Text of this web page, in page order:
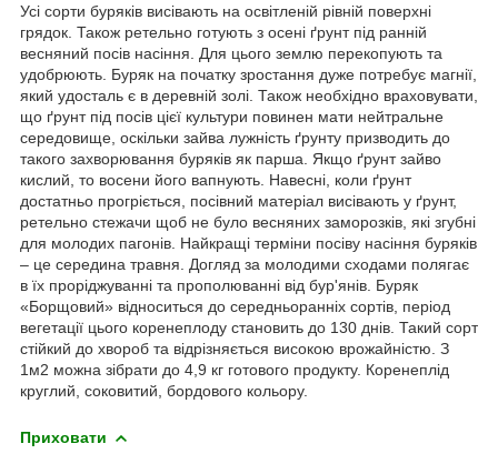
Усі сорти буряків висівають на освітленій рівній поверхні
грядок. Також ретельно готують з осені ґрунт під ранній
весняний посів насіння. Для цього землю перекопують та
удобрюють. Буряк на початку зростання дуже потребує магнії,
який удосталь є в деревній золі. Також необхідно враховувати,
що ґрунт під посів цієї культури повинен мати нейтральне
середовище, оскільки зайва лужність ґрунту призводить до
такого захворювання буряків як парша. Якщо ґрунт зайво
кислий, то восени його вапнують. Навесні, коли ґрунт
достатньо прогріється, посівний матеріал висівають у ґрунт,
ретельно стежачи щоб не було весняних заморозків, які згубні
для молодих пагонів. Найкращі терміни посіву насіння буряків
– це середина травня. Догляд за молодими сходами полягає
в їх проріджуванні та прополюванні від бур'янів. Буряк
«Борщовий» відноситься до середньоранніх сортів, період
вегетації цього коренеплоду становить до 130 днів. Такий сорт
стійкий до хвороб та відрізняється високою врожайністю. З
1м2 можна зібрати до 4,9 кг готового продукту. Коренеплід
круглий, соковитий, бордового кольору.
Приховати